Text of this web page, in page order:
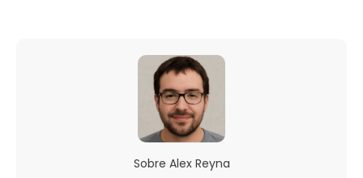
Sobre Alex Reyna